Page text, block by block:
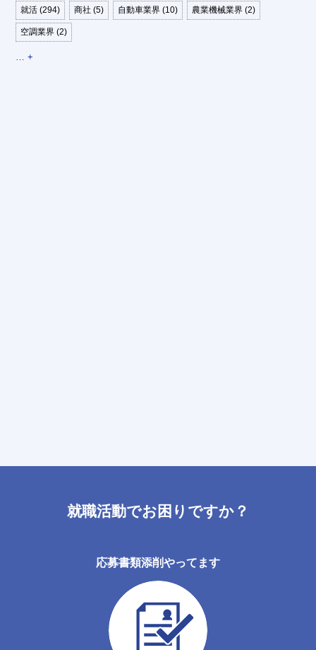
就活 (294) 商社 (5) 自動車業界 (10) 農業機械業界 (2)
空調業界 (2)
… +
就職活動でお困りですか？
応募書類添削やってます